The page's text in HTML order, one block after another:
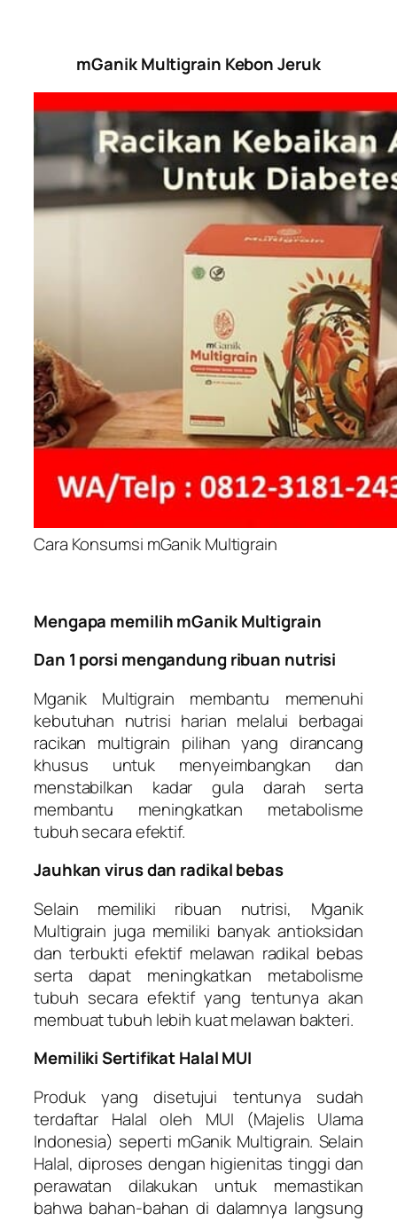
mGanik Multigrain Kebon Jeruk
Cara Konsumsi mGanik Multigrain
Mengapa memilih mGanik Multigrain
Dan 1 porsi mengandung ribuan nutrisi
Mganik Multigrain membantu memenuhi
kebutuhan nutrisi harian melalui berbagai
racikan multigrain pilihan yang dirancang
khusus untuk menyeimbangkan dan
menstabilkan kadar gula darah serta
membantu meningkatkan metabolisme
tubuh secara efektif.
Jauhkan virus dan radikal bebas
Selain memiliki ribuan nutrisi, Mganik
Multigrain juga memiliki banyak antioksidan
dan terbukti efektif melawan radikal bebas
serta dapat meningkatkan metabolisme
tubuh secara efektif yang tentunya akan
membuat tubuh lebih kuat melawan bakteri.
Memiliki Sertifikat Halal MUI
Produk yang disetujui tentunya sudah
terdaftar Halal oleh MUI (Majelis Ulama
Indonesia) seperti mGanik Multigrain. Selain
Halal, diproses dengan higienitas tinggi dan
perawatan dilakukan untuk memastikan
bahwa bahan-bahan di dalamnya langsung